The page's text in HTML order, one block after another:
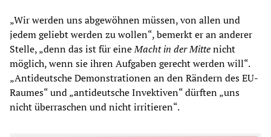
„Wir werden uns abgewöhnen müssen, von allen und
jedem geliebt werden zu wollen“, bemerkt er an anderer
Stelle, „denn das ist für eineMacht in der Mittenicht
möglich, wenn sie ihren Aufgaben gerecht werden will“.
„Antideutsche Demonstrationen an den Rändern des EU-
Raumes“ und „antideutsche Invektiven“ dürften „uns
nicht überraschen und nicht irritieren“.